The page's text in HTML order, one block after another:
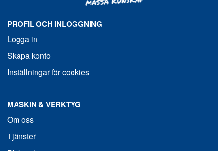
PROFIL OCH INLOGGNING
Logga in
Skapa konto
Inställningar för cookies
MASKIN & VERKTYG
Om oss
Tjänster